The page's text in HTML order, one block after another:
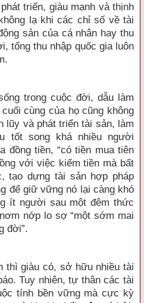
triển, giàu mạnh và thịnh
lạ khi các chỉ số về tài
sản của cá nhân hay thu
tổng thu nhập quốc gia luôn
trong cuộc đời, dẫu làm
cùng của họ cũng không
lũy và phát triển tài sản, làm
tốt song khá nhiều người
đồng tiền, “có tiền mua tiên
với việc kiếm tiền mà bất
tạo dựng tài sản hợp pháp
để giữ vững nó lại càng khó
ít người sau một đêm thức
nớp lo sợ “một sớm mai
đời”.
thì giàu có, sở hữu nhiều tài
Tuy nhiên, tự thân các tài
tính bền vững mà cực kỳ